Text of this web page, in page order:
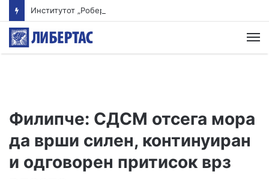
Филипче: СДСМ отсега мора
да врши силен, континуиран
и одговорен притисок врз